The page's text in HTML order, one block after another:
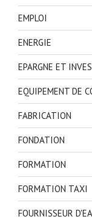
EMPLOI
ENERGIE
EPARGNE ET
EQUIPEMENT DE
FABRICATION
FONDATION
FORMATION
FORMATION TAXI
FOURNISSEUR